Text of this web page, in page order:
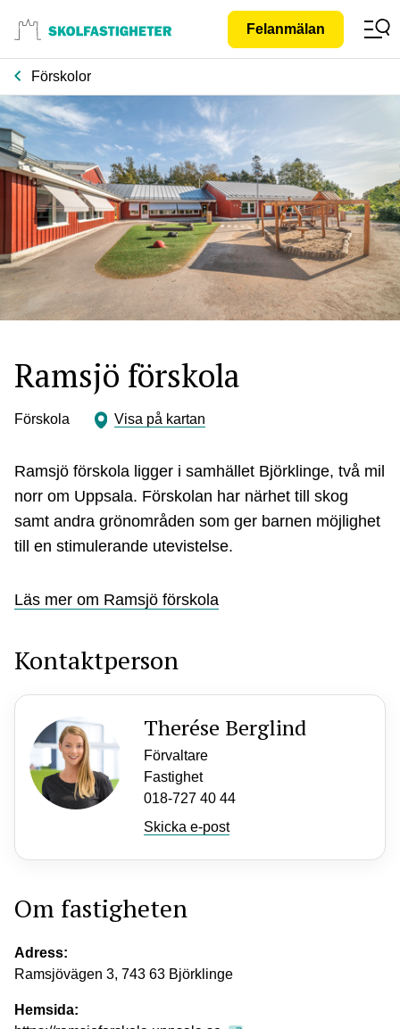
Gå till
innehåll
Felanmälan
Förskolor
Ramsjö förskola
Förskola Visa på kartan
Ramsjö förskola ligger i samhället Björklinge, två mil
norr om Uppsala. Förskolan har närhet till skog
samt andra grönområden som ger barnen möjlighet
till en stimulerande utevistelse.
Läs mer om Ramsjö förskola
Kontaktperson
Therése Berglind
Förvaltare
Fastighet
018-727 40 44
Skicka e-post
Om fastigheten
Adress:
Ramsjövägen 3, 743 63 Björklinge
Hemsida: